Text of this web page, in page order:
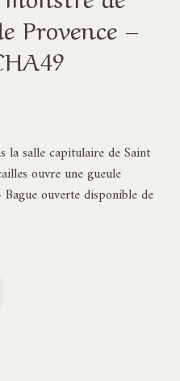
Provence –
la salle capitulaire de Saint
ouvre une gueule
ouverte disponible de